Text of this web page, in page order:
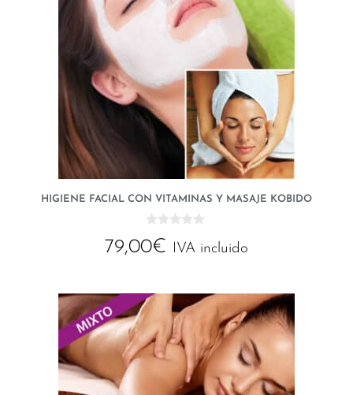
HIGIENE FACIAL CON VITAMINAS Y MASAJE KOBIDO
d
e
79,00€ IVA incluido